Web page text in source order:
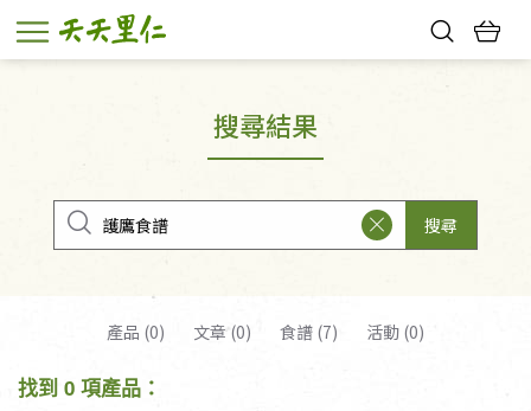
幸福節中獎名單
搜尋結果
搜尋
產品 (0) 文章 (0) 食譜 (7) 活動 (0)
找到 0 項產品：